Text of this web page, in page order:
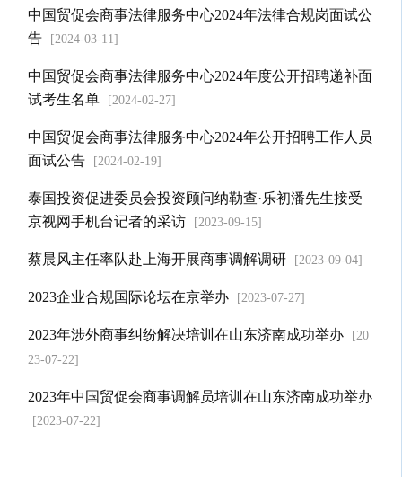
中国贸促会商事法律服务中心2024年法律合规岗面试公
告
[2024-03-11]
中国贸促会商事法律服务中心2024年度公开招聘递补面
试考生名单
[2024-02-27]
中国贸促会商事法律服务中心2024年公开招聘工作人员
面试公告
[2024-02-19]
泰国投资促进委员会投资顾问纳勒查·乐初潘先生接受
京视网手机台记者的采访
[2023-09-15]
蔡晨风主任率队赴上海开展商事调解调研 [2023-09-04]
2023企业合规国际论坛在京举办 [2023-07-27]
2023年涉外商事纠纷解决培训在山东济南成功举办
[20
23-07-22]
2023年中国贸促会商事调解员培训在山东济南成功举办
[2023-07-22]